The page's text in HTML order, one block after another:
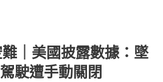
｜美國披露數據：墜
駛遭手動關閉